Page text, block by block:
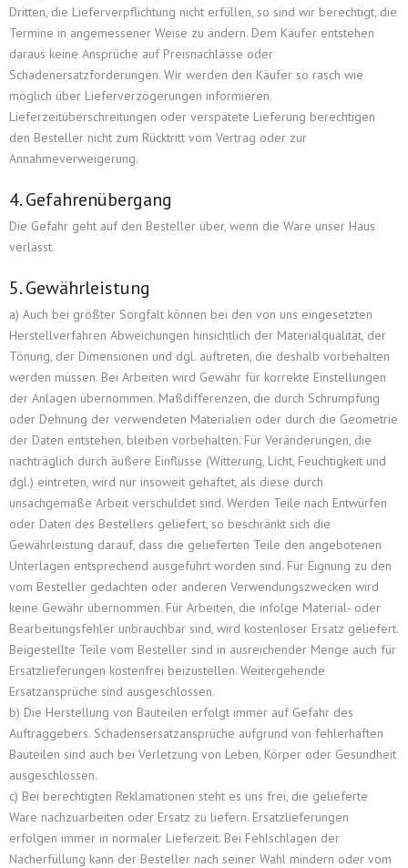
Dritten, die Lieferverpflichtung nicht erfüllen, so sind wir berechtigt, die
Termine in angemessener Weise zu ändern. Dem Käufer entstehen
daraus keine Ansprüche auf Preisnachlässe oder
Schadenersatzforderungen. Wir werden den Käufer so rasch wie
möglich über Lieferverzögerungen informieren.
Lieferzeitüberschreitungen oder verspätete Lieferung berechtigen
den Besteller nicht zum Rücktritt vom Vertrag oder zur
Annahmeverweigerung.
4. Gefahrenübergang
Die Gefahr geht auf den Besteller über, wenn die Ware unser Haus
verlässt.
5. Gewährleistung
a) Auch bei größter Sorgfalt können bei den von uns eingesetzten
Herstellverfahren Abweichungen hinsichtlich der Materialqualität, der
Tönung, der Dimensionen und dgl. auftreten, die deshalb vorbehalten
werden müssen. Bei Arbeiten wird Gewähr für korrekte Einstellungen
der Anlagen übernommen. Maßdifferenzen, die durch Schrumpfung
oder Dehnung der verwendeten Materialien oder durch die Geometrie
der Daten entstehen, bleiben vorbehalten. Für Veränderungen, die
nachträglich durch äußere Einflüsse (Witterung, Licht, Feuchtigkeit und
dgl.) eintreten, wird nur insoweit gehaftet, als diese durch
unsachgemäße Arbeit verschuldet sind. Werden Teile nach Entwürfen
oder Daten des Bestellers geliefert, so beschränkt sich die
Gewährleistung darauf, dass die gelieferten Teile den angebotenen
Unterlagen entsprechend ausgeführt worden sind. Für Eignung zu den
vom Besteller gedachten oder anderen Verwendungszwecken wird
keine Gewähr übernommen. Für Arbeiten, die infolge Material- oder
Bearbeitungsfehler unbrauchbar sind, wird kostenloser Ersatz geliefert.
Beigestellte Teile vom Besteller sind in ausreichender Menge auch für
Ersatzlieferungen kostenfrei beizustellen. Weitergehende
Ersatzansprüche sind ausgeschlossen.
b) Die Herstellung von Bauteilen erfolgt immer auf Gefahr des
Auftraggebers. Schadensersatzansprüche aufgrund von fehlerhaften
Bauteilen sind auch bei Verletzung von Leben, Körper oder Gesundheit
ausgeschlossen.
c) Bei berechtigten Reklamationen steht es uns frei, die gelieferte
Ware nachzuarbeiten oder Ersatz zu liefern. Ersatzlieferungen
erfolgen immer in normaler Lieferzeit. Bei Fehlschlagen der
Nacherfüllung kann der Besteller nach seiner Wahl mindern oder vom